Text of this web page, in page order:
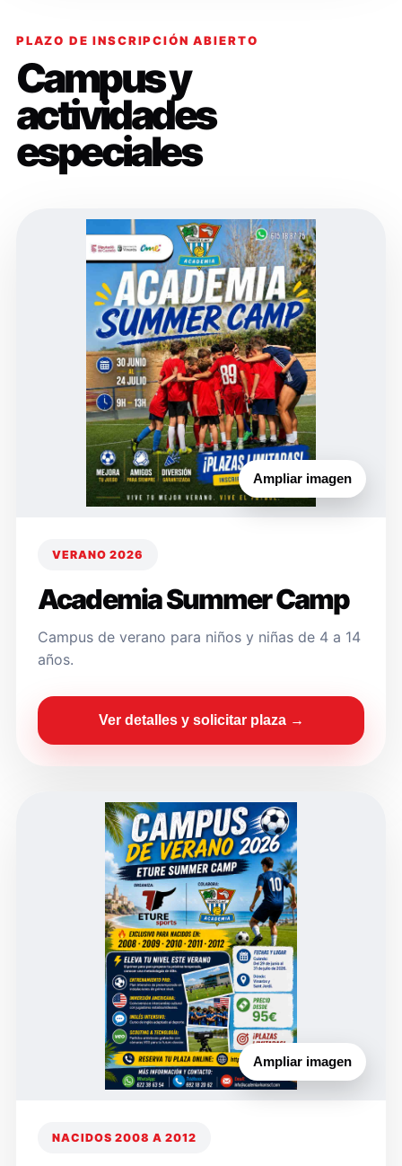
PLAZO DE INSCRIPCIÓN ABIERTO
Campus y
actividades
especiales
Ampliar imagen
VERANO 2026
Academia Summer Camp
Campus de verano para niños y niñas de 4 a 14
años.
Ver detalles y solicitar plaza →
Ampliar imagen
NACIDOS 2008 A 2012